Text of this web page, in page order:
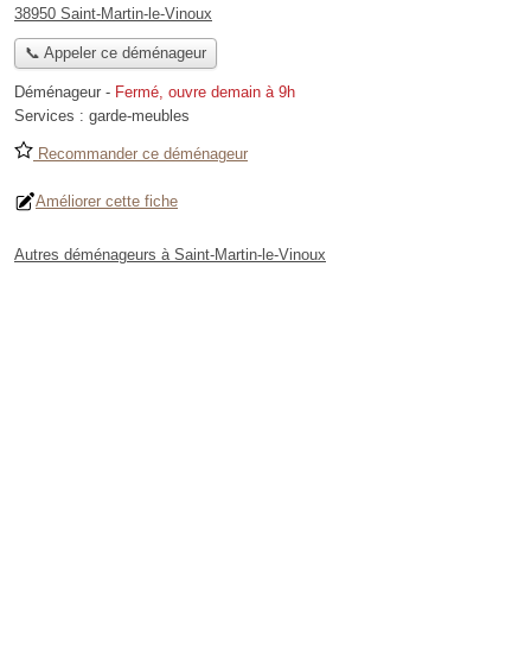
38950 Saint-Martin-le-Vinoux
📞 Appeler ce déménageur
Déménageur - Fermé, ouvre demain à 9h
Services : garde-meubles
Recommander ce déménageur
Améliorer cette fiche
Autres déménageurs à Saint-Martin-le-Vinoux